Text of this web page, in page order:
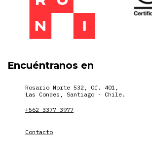
Encuéntranos en
Rosario Norte 532, Of. 401,
Las Condes, Santiago - Chile.
+562 3377 3977
Contacto